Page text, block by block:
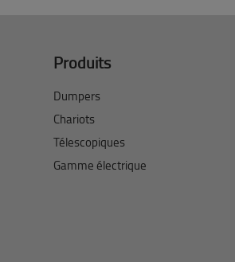
Produits
Dumpers
Chariots
Télescopiques
Gamme électrique